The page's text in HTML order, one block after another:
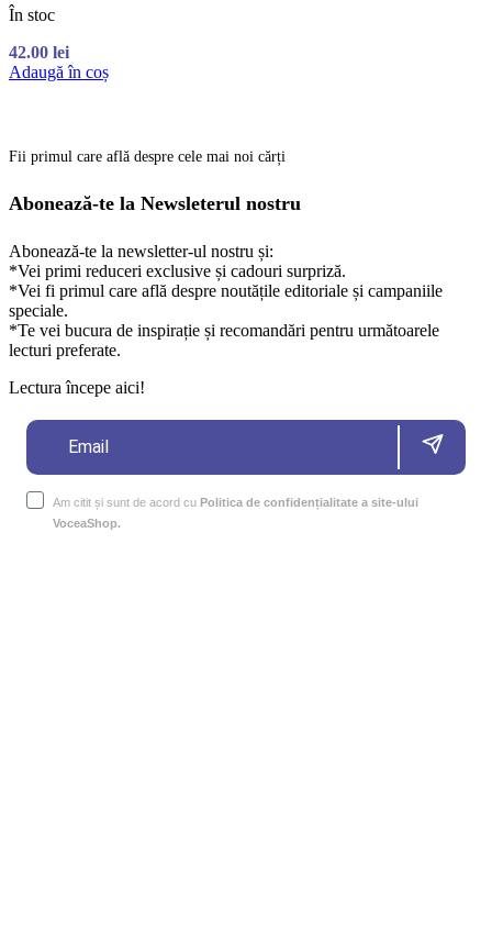
În stoc
42.00 lei
Adaugă în coș
Fii primul care află despre cele mai noi cărți
Abonează-te la Newsleterul nostru
Abonează-te la newsletter-ul nostru și:
*Vei primi reduceri exclusive și cadouri surpriză.
*Vei fi primul care află despre noutățile editoriale și campaniile
speciale.
*Te vei bucura de inspirație și recomandări pentru următoarele
lecturi preferate.
Lectura începe aici!
Am citit și sunt de acord cu Politica de confidențialitate a site-ului
VoceaShop.